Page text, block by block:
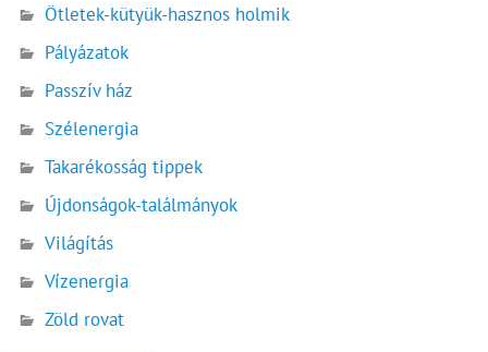
Ötletek-kütyük-hasznos holmik
Pályázatok
Passzív ház
Szélenergia
Takarékosság tippek
Újdonságok-találmányok
Világítás
Vízenergia
Zöld rovat